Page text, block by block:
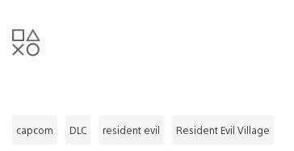
capcom DLC resident evil Resident Evil Village